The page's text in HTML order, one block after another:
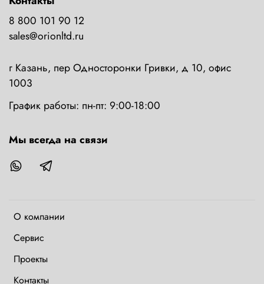
О компании
Сервис
Проекты
Контакты
8 800 101 90 12
sales@orionltd.ru
г Казань, пер Односторонки Гривки, д 10, офис
1003
График работы: пн-пт: 9:00-18:00
Мы всегда на связи